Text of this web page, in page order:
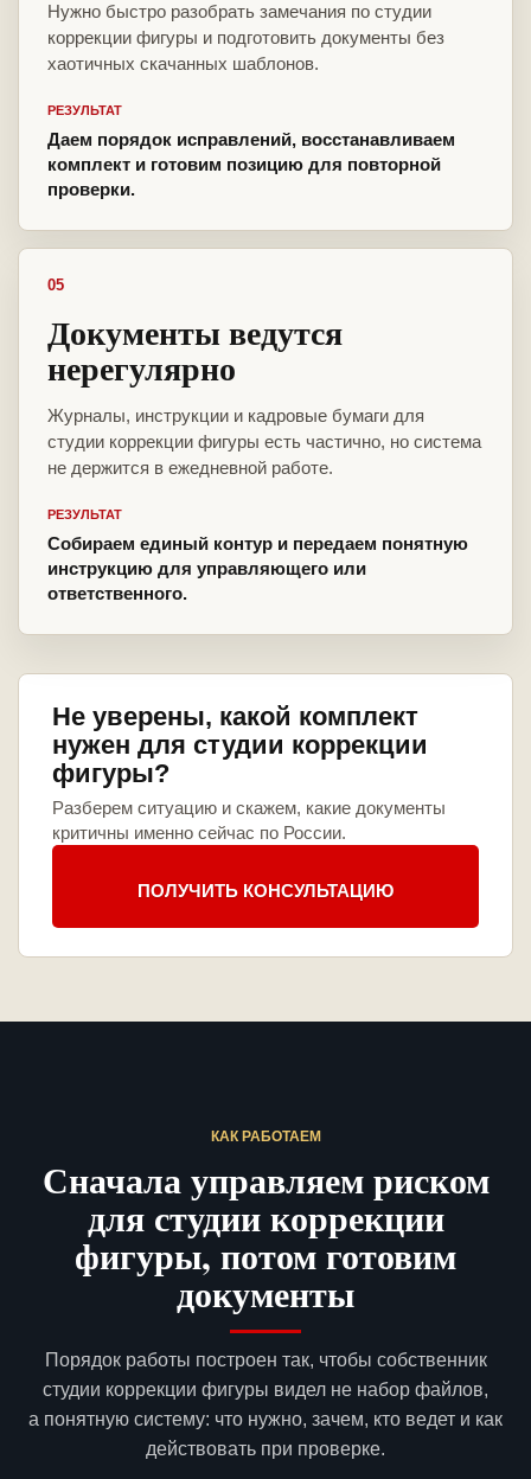
Нужно быстро разобрать замечания по студии
коррекции фигуры и подготовить документы без
хаотичных скачанных шаблонов.
РЕЗУЛЬТАТ
Даем порядок исправлений, восстанавливаем
комплект и готовим позицию для повторной
проверки.
05
Документы ведутся
нерегулярно
Журналы, инструкции и кадровые бумаги для
студии коррекции фигуры есть частично, но система
не держится в ежедневной работе.
РЕЗУЛЬТАТ
Собираем единый контур и передаем понятную
инструкцию для управляющего или
ответственного.
Не уверены, какой комплект
нужен для студии коррекции
фигуры?
Разберем ситуацию и скажем, какие документы
критичны именно сейчас по России.
ПОЛУЧИТЬ КОНСУЛЬТАЦИЮ
КАК РАБОТАЕМ
Сначала управляем риском
для студии коррекции
фигуры, потом готовим
документы
Порядок работы построен так, чтобы собственник
студии коррекции фигуры видел не набор файлов,
а понятную систему: что нужно, зачем, кто ведет и как
действовать при проверке.